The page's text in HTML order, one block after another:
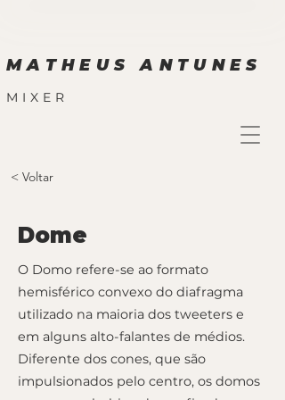
MATHEUS ANTUNES
MIXER
< Voltar
Dome
O Domo refere-se ao formato
hemisférico convexo do diafragma
utilizado na maioria dos tweeters e
em alguns alto-falantes de médios.
Diferente dos cones, que são
impulsionados pelo centro, os domos